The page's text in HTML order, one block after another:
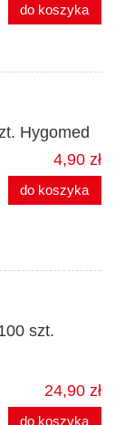
do koszyka
Hygomed
4,90 zł
do koszyka
szt.
24,90 zł
do koszyka